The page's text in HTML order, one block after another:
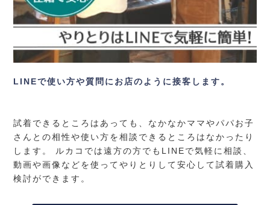
LINEで使い方や質問にお店のように接客します。
試着できるところはあっても、なかなかママやパパお子
さんとの相性や使い方を相談できるところはなかったり
します。 ルカコでは遠方の方でもLINEで気軽に相談、
動画や画像などを使ってやりとりして安心して試着購入
検討ができます。